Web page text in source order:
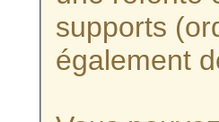
supports
également